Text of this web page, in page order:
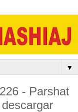
▼
- Parshat